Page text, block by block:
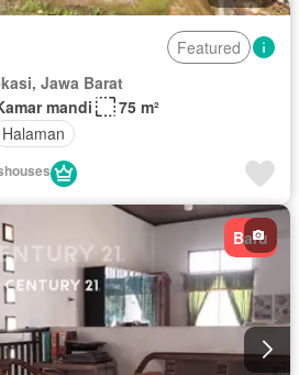
Featured
Jawa Barat
mandi
75 m²
Halaman
Baru